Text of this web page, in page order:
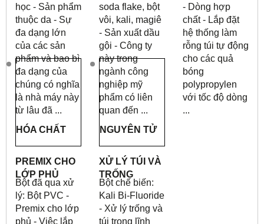
học - Sản phẩm
thuộc da - Sự
đa dạng lớn
của các sản
phẩm và bao bì
đa dạng của
chúng có nghĩa
là nhà máy này
từ lâu đã ...
soda flake, bột
vôi, kali, magiê
- Sản xuất dầu
gội - Công ty
này trong
ngành công
nghiệp mỹ
phẩm có liên
quan đến ...
- Dòng hợp
chất - Lắp đặt
hệ thống làm
rỗng túi tự động
cho các quả
bóng
polypropylen
với tốc độ dòng
...
HÓA CHẤT
PREMIX CHO
LỚP PHỦ
Bột đã qua xử
lý: Bột PVC -
Premix cho lớp
phủ - Việc lắp
NGUYÊN TỬ
XỬ LÝ TÚI VÀ
TRỐNG
Bột chế biến:
Kali Bi-Fluoride
- Xử lý trống và
túi trong lĩnh